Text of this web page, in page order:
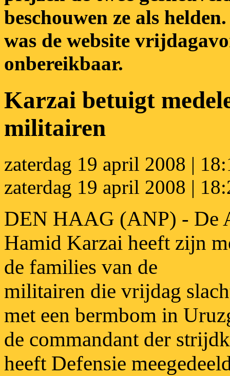
beschouwen ze als
was de website
onbereikbaar.
Karzai betuigt
militairen
zaterdag 19 april 2008 |
zaterdag 19 april 2008 |
DEN HAAG (ANP) - De
Hamid Karzai heeft zijn
de families van de
militairen die vrijdag
met een bermbom in
de commandant der
heeft Defensie